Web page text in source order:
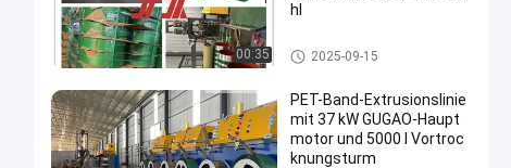
00:35
hl
Maschine zur Herstellung von
PET-Bändern
2025-09-15
PET-Band-Extrusionslinie
mit 37 kW GUGAO-Haupt
motor und 5000 l Vortroc
knungsturm